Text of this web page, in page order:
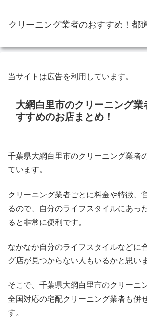
クリーニング業者のおすすめ！都
当サイトは広告を利用しています。
大網白里市のクリーニング業
すすめのお店まとめ！
千葉県大網白里市のクリーニング業者
ています。
クリーニング業者ごとに料金や特徴、
るので、自分のライフスタイルにあっ
ると非常に便利です。
なかなか自分のライフスタイルなどに
グ店が見つからない人もいるかと思いま
そこで、千葉県大網白里市のクリーニ
全国対応の宅配クリーニング業者も併
す。